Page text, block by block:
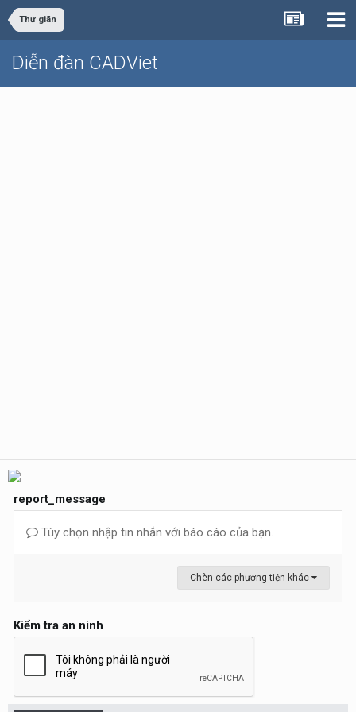
Thư giãn
Diễn đàn CADViet
report_message
Tùy chọn nhập tin nhắn với báo cáo của bạn.
Chèn các phương tiện khác
Kiểm tra an ninh